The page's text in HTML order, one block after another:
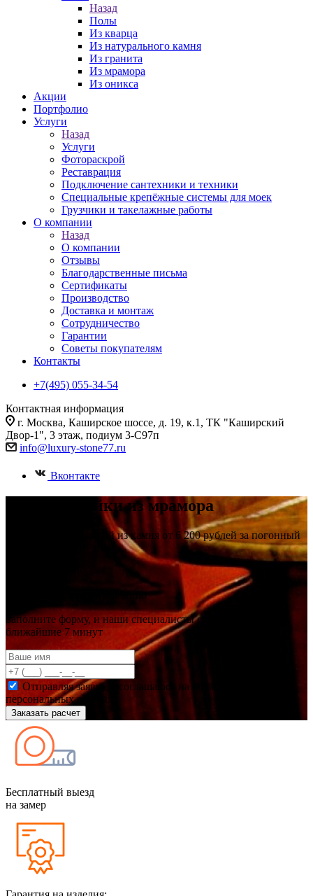
Назад
Полы
Из кварца
Из натурального камня
Из гранита
Из мрамора
Из оникса
Акции
Портфолио
Услуги
Назад
Услуги
Фотораскрой
Реставрация
Подключение сантехники и техники
Специальные крепёжные системы для моек
Грузчики и такелажные работы
О компании
Назад
О компании
Отзывы
Благодарственные письма
Сертификаты
Производство
Доставка и монтаж
Сотрудничество
Гарантии
Советы покупателям
Контакты
+7(495) 055-34-54
Контактная информация
г. Москва, Каширское шоссе, д. 19, к.1, ТК "Каширский
Двор-1", 3 этаж, подиум 3-С97п
info@luxury-stone77.ru
Вконтакте
Барные стойки из мрамора
Изготовление изделий из камня от 6 200 рублей за погонный
на бесплатную консультацию
Заполните форму, и наши специалисты свяжутся с Вами в
ближайшие 7 минут
Отправляя заявку, я соглашаюсь на обработку
персональных данных
Заказать расчет
Бесплатный выезд
на замер